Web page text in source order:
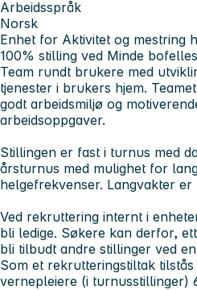
Arbeidsspråk
Norsk
Enhet for Aktivitet og mestring
100% stilling ved Minde
Team rundt brukere med
tjenester i brukers hjem.
godt arbeidsmiljø og
arbeidsoppgaver.
Stillingen er fast i turnus med
årsturnus med mulighet for
helgefrekvenser. Langvakter er
Ved rekruttering internt i
bli ledige. Søkere kan derfor,
bli tilbudt andre stillinger ved
Som et rekrutteringstiltak
vernepleiere (i turnusstillinger)